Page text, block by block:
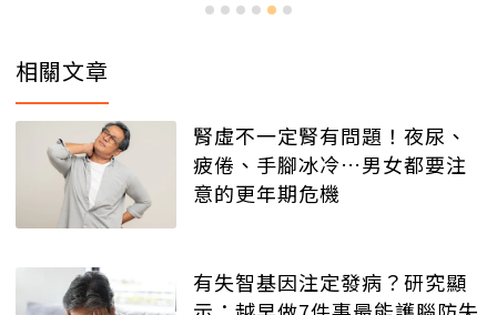
相關文章
腎虛不一定腎有問題！夜尿、
疲倦、手腳冰冷…男女都要注
意的更年期危機
有失智基因注定發病？研究顯